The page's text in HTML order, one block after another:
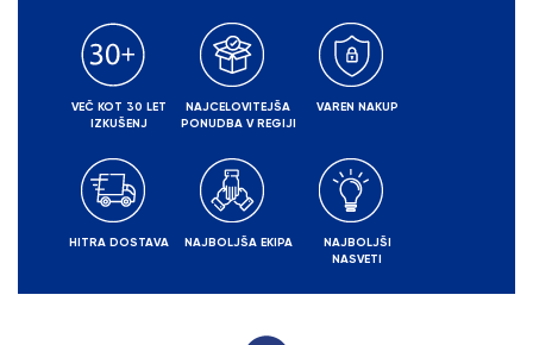
VEČ KOT 30 LET
IZKUŠENJ
NAJCELOVITEJŠA
PONUDBA V REGIJI
VAREN NAKUP
HITRA DOSTAVA NAJBOLJŠA EKIPA
NAJBOLJŠI
NASVETI